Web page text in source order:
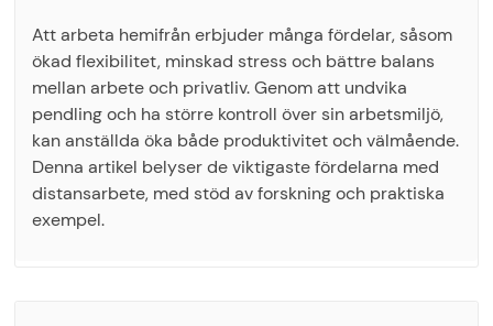
Att arbeta hemifrån erbjuder många fördelar, såsom
ökad flexibilitet, minskad stress och bättre balans
mellan arbete och privatliv. Genom att undvika
pendling och ha större kontroll över sin arbetsmiljö,
kan anställda öka både produktivitet och välmående.
Denna artikel belyser de viktigaste fördelarna med
distansarbete, med stöd av forskning och praktiska
exempel.